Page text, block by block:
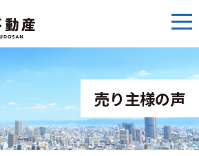
売り主様の声